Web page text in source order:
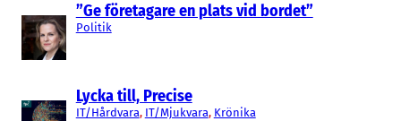
”Ge företagare en plats vid bordet”
Politik
Lycka till, Precise
IT/Hårdvara, IT/Mjukvara, Krönika